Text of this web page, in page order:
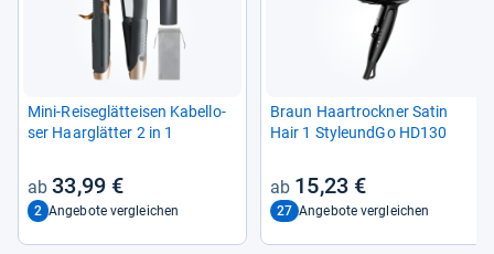
Mini-​Rei­seglätt­ei­sen Kabel­lo­
ser Haarglät­ter 2 in 1
33,99 €
2 Angebote vergleichen
Braun Haar­trock­ner Satin
Hair 1 Sty­leundGo HD130
15,23 €
27 Angebote vergleichen